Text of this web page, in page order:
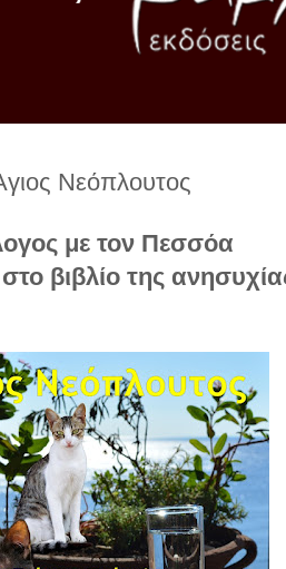
Νεόπλουτος
με τον Πεσσόα
βιβλίο της